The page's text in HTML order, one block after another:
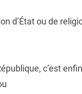
d’État ou de
c’est